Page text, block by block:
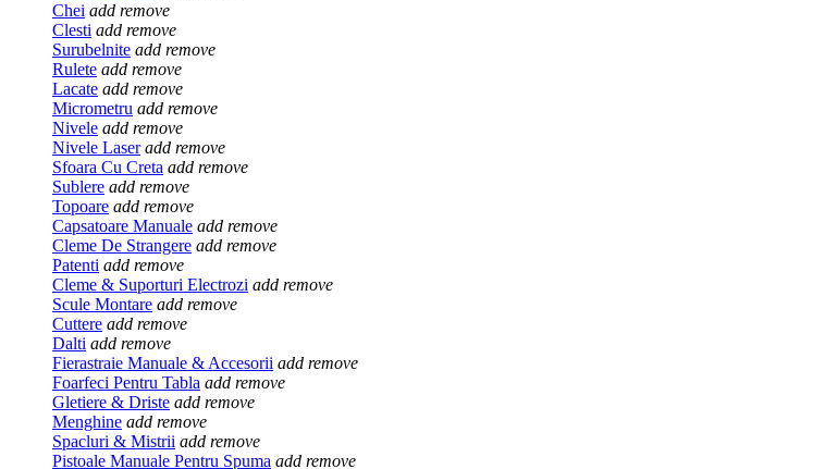
Chei add remove
Clesti add remove
Surubelnite add remove
Rulete add remove
Lacate add remove
Micrometru add remove
Nivele add remove
Nivele Laser add remove
Sfoara Cu Creta add remove
Sublere add remove
Topoare add remove
Capsatoare Manuale add remove
Cleme De Strangere add remove
Patenti add remove
Cleme & Suporturi Electrozi add remove
Scule Montare add remove
Cuttere add remove
Dalti add remove
Fierastraie Manuale & Accesorii add remove
Foarfeci Pentru Tabla add remove
Gletiere & Driste add remove
Menghine add remove
Spacluri & Mistrii add remove
Pistoale Manuale Pentru Spuma add remove